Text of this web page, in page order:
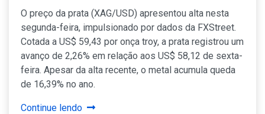
O preço da prata (XAG/USD) apresentou alta nesta
segunda-feira, impulsionado por dados da FXStreet.
Cotada a US$ 59,43 por onça troy, a prata registrou um
avanço de 2,26% em relação aos US$ 58,12 de sexta-
feira. Apesar da alta recente, o metal acumula queda
de 16,39% no ano.
Continue lendo